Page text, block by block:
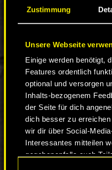
Zustimmung
Unsere Webseite
Einige werden benötigt,
Features ordentlich
optional und versorgen
Inhalts-bezogenem
der Seite für dich
dich besser zu
wir dir über Social-
Interessantes mitteilen
gegebenenfalls auch
Eine kostenlose
für Next-Gen-Konsolen
Spiel fünf Stunden auf
bis zum 15. März 2022
dass dafür auf
Abonnement nötig ist.
Erfahrt mehr auf
Website.